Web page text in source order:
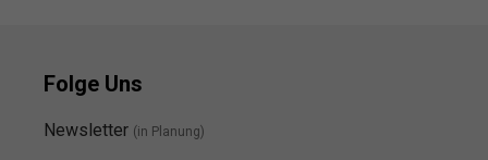
Folge Uns
Newsletter (in Planung)